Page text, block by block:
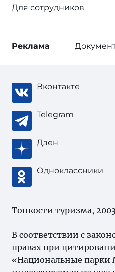
Для сотрудников
Реклама
Вконтакте
Telegram
Дзен
Одноклассники
Тонкости туризма,
В соответствии с
правах при
«Национальные парки